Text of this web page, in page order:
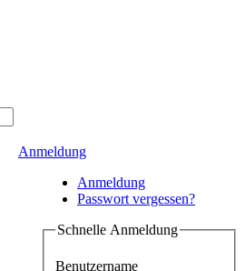
Anmeldung
Anmeldung
Passwort vergessen?
Schnelle Anmeldung
Benutzername